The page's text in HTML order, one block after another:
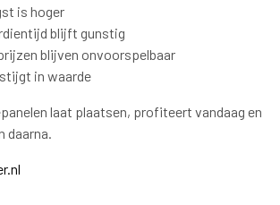
is hoger
blijft gunstig
blijven onvoorspelbaar
in waarde
laat plaatsen, profiteert vandaag en
daarna.